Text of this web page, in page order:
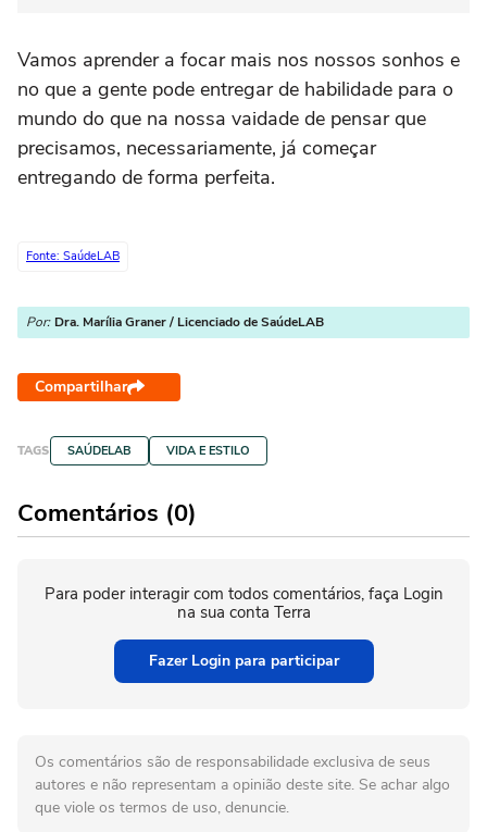
Vamos aprender a focar mais nos nossos sonhos e
no que a gente pode entregar de habilidade para o
mundo do que na nossa vaidade de pensar que
precisamos, necessariamente, já começar
entregando de forma perfeita.
Fonte: SaúdeLAB
Por: Dra. Marília Graner / Licenciado de SaúdeLAB
Compartilhar
TAGS SAÚDELAB VIDA E ESTILO
Comentários (0)
Para poder interagir com todos comentários, faça Login
na sua conta Terra
Fazer Login para participar
Os comentários são de responsabilidade exclusiva de seus
autores e não representam a opinião deste site. Se achar algo
que viole os termos de uso, denuncie.